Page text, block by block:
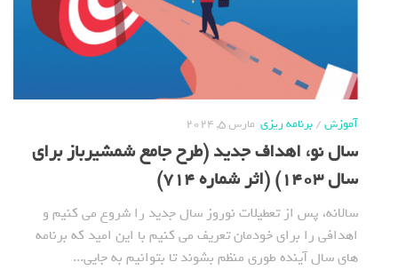
آموزش/برنامه ریزی مارس 5, 2024
سال نو، اهداف جدید (طرح جامع شمشیرباز برای
سال 1403) (اثر شماره 714)
سالانه، پس از تعطیلات نوروز سال جدید را شروع می کنیم و
اهدافی را برای خودمان تعریف می کنیم با این امید که برنامه
های سال آینده طوری منظم بشوند تا بتوانیم به جایی...